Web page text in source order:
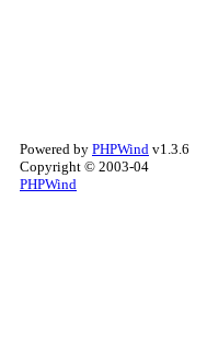
Powered by PHPWind v1.3.6
Copyright © 2003-04
PHPWind